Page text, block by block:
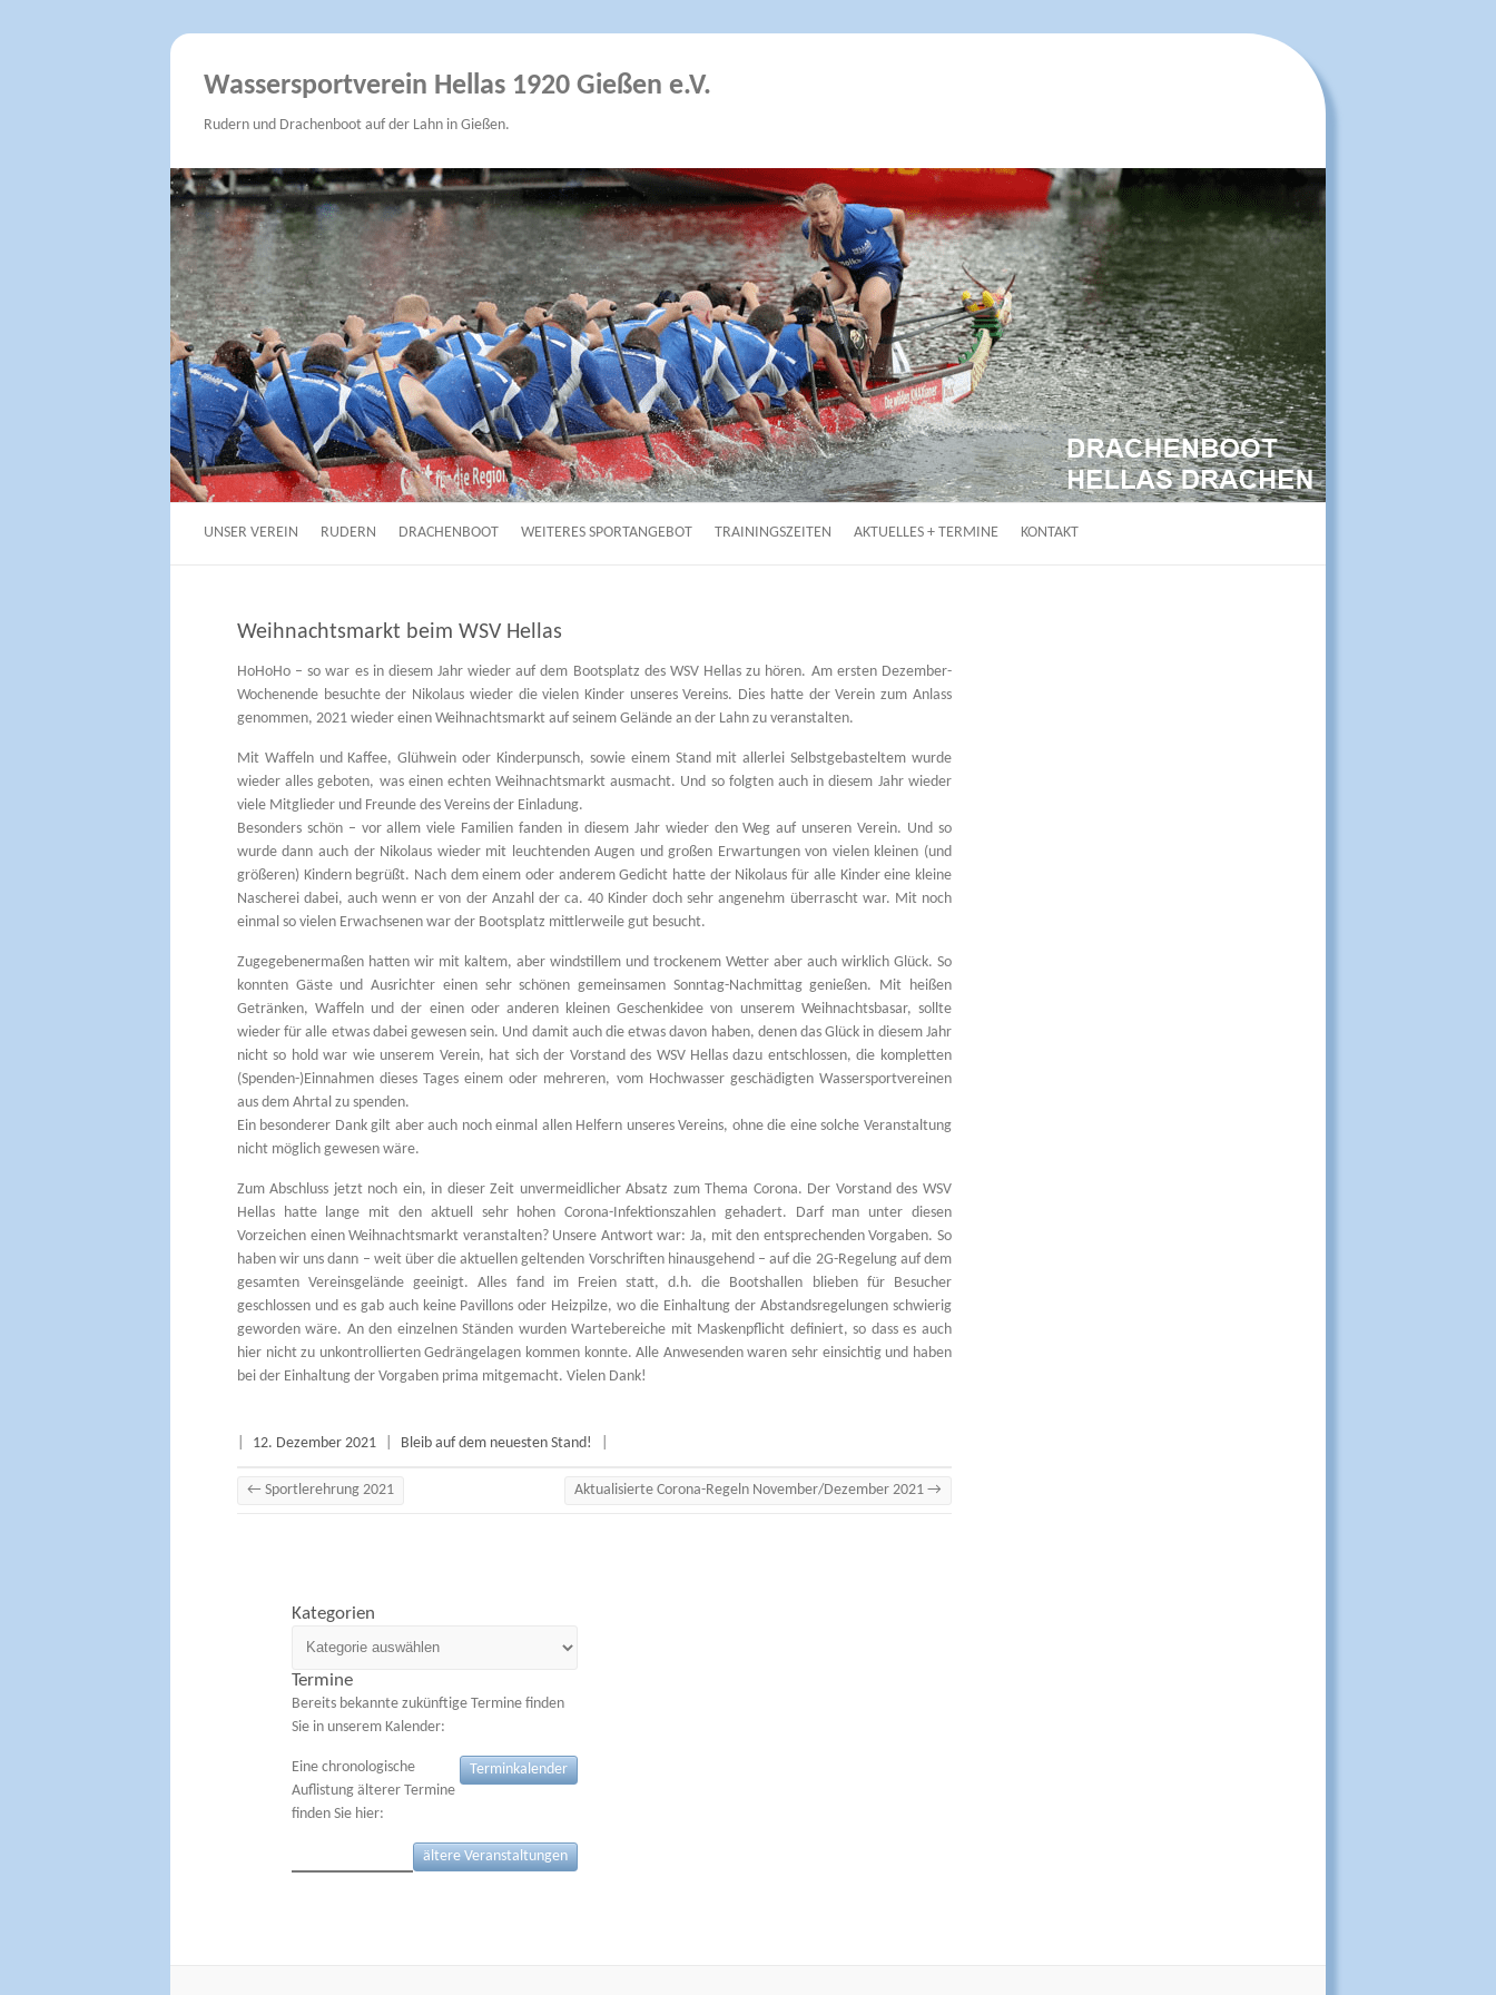
Wassersportverein Hellas 1920 Gießen e.V.
Rudern und Drachenboot auf der Lahn in Gießen.
UNSER VEREIN RUDERN DRACHENBOOT WEITERES SPORTANGEBOT TRAININGSZEITEN AKTUELLES + TERMINE KONTAKT
Weihnachtsmarkt beim WSV Hellas
HoHoHo – so war es in diesem Jahr wieder auf dem Bootsplatz des WSV Hellas zu hören. Am ersten Dezember-
Wochenende besuchte der Nikolaus wieder die vielen Kinder unseres Vereins. Dies hatte der Verein zum Anlass
genommen, 2021 wieder einen Weihnachtsmarkt auf seinem Gelände an der Lahn zu veranstalten.
Mit Waffeln und Kaffee, Glühwein oder Kinderpunsch, sowie einem Stand mit allerlei Selbstgebasteltem wurde
wieder alles geboten, was einen echten Weihnachtsmarkt ausmacht. Und so folgten auch in diesem Jahr wieder
viele Mitglieder und Freunde des Vereins der Einladung.
Besonders schön – vor allem viele Familien fanden in diesem Jahr wieder den Weg auf unseren Verein. Und so
wurde dann auch der Nikolaus wieder mit leuchtenden Augen und großen Erwartungen von vielen kleinen (und
größeren) Kindern begrüßt. Nach dem einem oder anderem Gedicht hatte der Nikolaus für alle Kinder eine kleine
Nascherei dabei, auch wenn er von der Anzahl der ca. 40 Kinder doch sehr angenehm überrascht war. Mit noch
einmal so vielen Erwachsenen war der Bootsplatz mittlerweile gut besucht.
Zugegebenermaßen hatten wir mit kaltem, aber windstillem und trockenem Wetter aber auch wirklich Glück. So
konnten Gäste und Ausrichter einen sehr schönen gemeinsamen Sonntag-Nachmittag genießen. Mit heißen
Getränken, Waffeln und der einen oder anderen kleinen Geschenkidee von unserem Weihnachtsbasar, sollte
wieder für alle etwas dabei gewesen sein. Und damit auch die etwas davon haben, denen das Glück in diesem Jahr
nicht so hold war wie unserem Verein, hat sich der Vorstand des WSV Hellas dazu entschlossen, die kompletten
(Spenden-)Einnahmen dieses Tages einem oder mehreren, vom Hochwasser geschädigten Wassersportvereinen
aus dem Ahrtal zu spenden.
Ein besonderer Dank gilt aber auch noch einmal allen Helfern unseres Vereins, ohne die eine solche Veranstaltung
nicht möglich gewesen wäre.
Zum Abschluss jetzt noch ein, in dieser Zeit unvermeidlicher Absatz zum Thema Corona. Der Vorstand des WSV
Hellas hatte lange mit den aktuell sehr hohen Corona-Infektionszahlen gehadert. Darf man unter diesen
Vorzeichen einen Weihnachtsmarkt veranstalten? Unsere Antwort war: Ja, mit den entsprechenden Vorgaben. So
haben wir uns dann – weit über die aktuellen geltenden Vorschriften hinausgehend – auf die 2G-Regelung auf dem
gesamten Vereinsgelände geeinigt. Alles fand im Freien statt, d.h. die Bootshallen blieben für Besucher
geschlossen und es gab auch keine Pavillons oder Heizpilze, wo die Einhaltung der Abstandsregelungen schwierig
geworden wäre. An den einzelnen Ständen wurden Wartebereiche mit Maskenpflicht definiert, so dass es auch
hier nicht zu unkontrollierten Gedrängelagen kommen konnte. Alle Anwesenden waren sehr einsichtig und haben
bei der Einhaltung der Vorgaben prima mitgemacht. Vielen Dank!
12. Dezember 2021 Bleib auf dem neuesten Stand!
← Sportlerehrung 2021 Aktualisierte Corona-Regeln November/Dezember 2021 →
Kategorien
Termine
Bereits bekannte zukünftige Termine finden
Sie in unserem Kalender:
Terminkalender
Eine chronologische
Auflistung älterer Termine
finden Sie hier:
ältere Veranstaltungen